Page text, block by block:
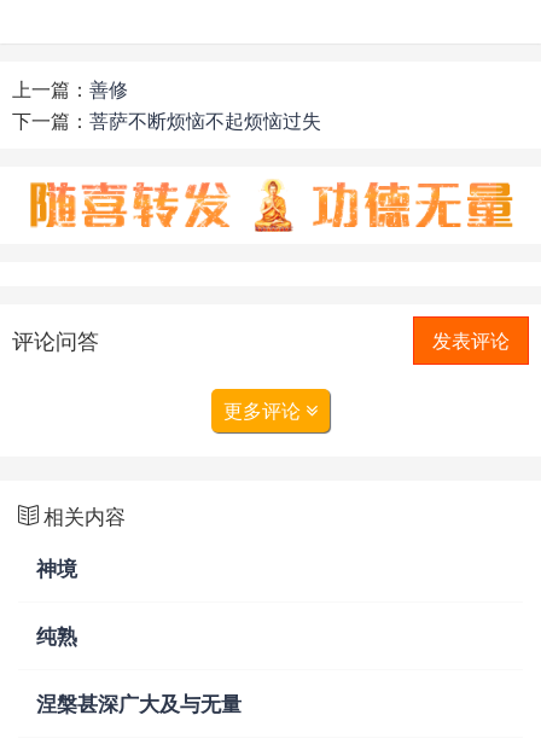
上一篇： 善修
下一篇： 菩萨不断烦恼不起烦恼过失
评论问答 发表评论
更多评论
相关内容
神境
纯熟
涅槃甚深广大及与无量